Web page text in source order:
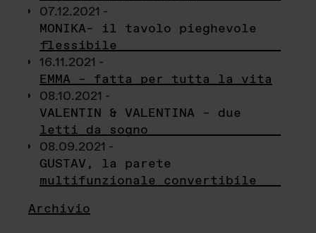
07.12.2021 -
MONIKA– il tavolo pieghevole
flessibile
16.11.2021 -
EMMA – fatta per tutta la vita
08.10.2021 -
VALENTIN & VALENTINA – due
letti da sogno
08.09.2021 -
GUSTAV, la parete
multifunzionale convertibile
Archivio